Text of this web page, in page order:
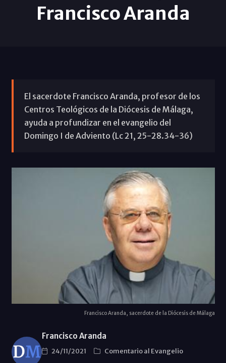
Francisco Aranda
El sacerdote Francisco Aranda, profesor de los
Centros Teológicos de la Diócesis de Málaga,
ayuda a profundizar en el evangelio del
Domingo I de Adviento (Lc 21, 25-28.34-36)
Francisco Aranda, sacerdote de la Diócesis de Málaga
Francisco Aranda
24/11/2021
Comentario al Evangelio